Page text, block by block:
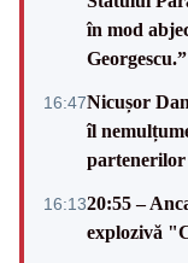
în mod
Georgescu.”
16:47Nicușor
îl
partenerilor
16:1320:55 –
explozivă